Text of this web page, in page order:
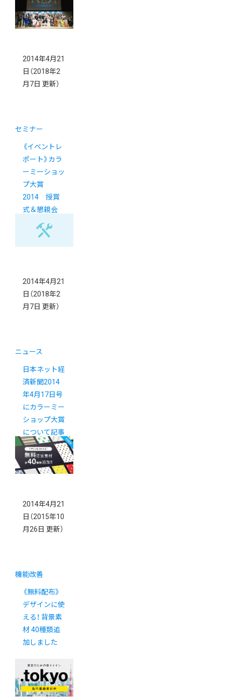
2014年4月21
日 （2018年2
月7日 更新）
セミナー
《イベントレ
ポート》カラ
ーミーショッ
プ大賞
2014 授賞
式＆懇親会
2014年4月21
日 （2018年2
月7日 更新）
ニュース
日本ネット経
済新聞2014
年4月17日号
にカラーミー
ショップ大賞
について記事
が掲載されま
した。
2014年4月21
日 （2015年10
月26日 更新）
機能改善
《無料配布》
デザインに使
える！ 背景素
材 40種類追
加しました